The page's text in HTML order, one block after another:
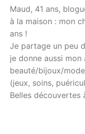
Maud, 41 ans,
à la maison : mon
ans !
Je partage un peu
je donne aussi
beauté/bijoux/
(jeux, soins,
Belles découvertes